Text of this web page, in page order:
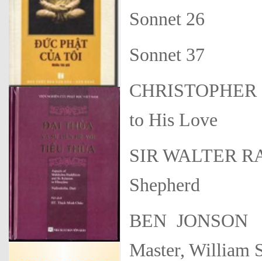
Sonnet 26
Sonnet 37
to His Love
SIR WALTER
Shepherd
BEN
Master, William